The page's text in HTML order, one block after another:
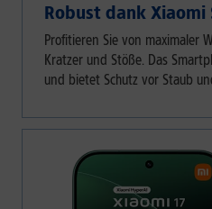
Robust dank Xiaomi
Profitieren Sie von maximaler
Kratzer und Stöße. Das
und bietet Schutz vor Staub